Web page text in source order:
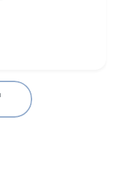
seine
das Gehen. Wer
Buch sehr